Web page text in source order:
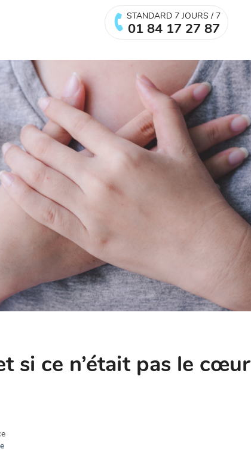
STANDARD 7 JOURS / 7
01 84 17 27 87
si ce n’était pas le cœur